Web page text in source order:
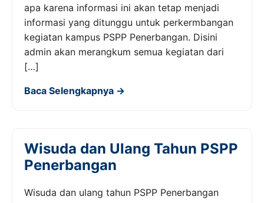
apa karena informasi ini akan tetap menjadi
informasi yang ditunggu untuk perkermbangan
kegiatan kampus PSPP Penerbangan. Disini
admin akan merangkum semua kegiatan dari
[…]
Baca Selengkapnya →
Wisuda dan Ulang Tahun PSPP
Penerbangan
Wisuda dan ulang tahun PSPP Penerbangan